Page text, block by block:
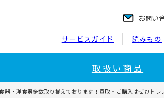
お問い
サービスガイド 読みもの
取扱い商品
器・洋食器多数取り揃えております！買取・ご購入はぜひトレ